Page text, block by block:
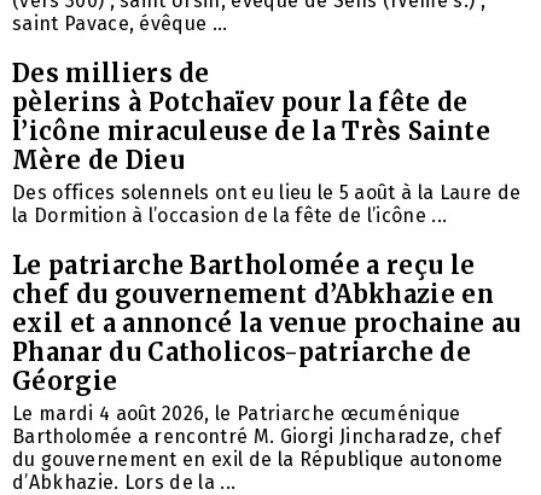
saint Pavace, évêque ...
Des milliers de
pèlerins à Potchaïev pour la fête de
l’icône miraculeuse de la Très Sainte
Mère de Dieu
Des offices solennels ont eu lieu le 5 août à la Laure de
la Dormition à l’occasion de la fête de l’icône ...
Le patriarche Bartholomée a reçu le
chef du gouvernement d’Abkhazie en
exil et a annoncé la venue prochaine au
Phanar du Catholicos-patriarche de
Géorgie
Le mardi 4 août 2026, le Patriarche œcuménique
Bartholomée a rencontré M. Giorgi Jincharadze, chef
du gouvernement en exil de la République autonome
d’Abkhazie. Lors de la ...